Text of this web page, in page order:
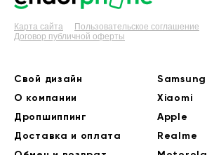
Карта сайта
Пользовательское соглашение
Договор публичной оферты
Свой дизайн
О компании
Дропшиппинг
Доставка и оплата
Samsung
Xiaomi
Apple
Realme